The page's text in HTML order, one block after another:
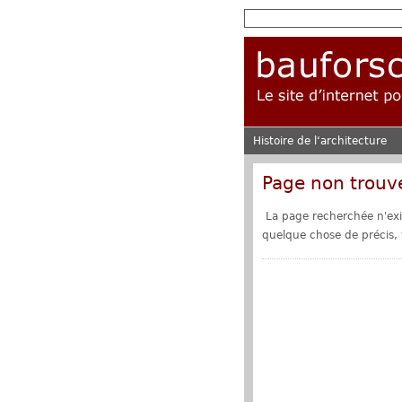
Histoire de l‘architecture
Page non
La page recherchée
quelque chose de